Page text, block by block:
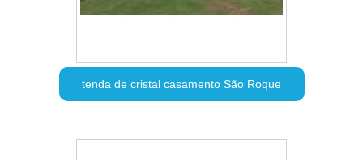
tenda de cristal casamento São Roque